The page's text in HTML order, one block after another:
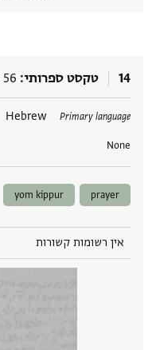
14 טקסט ספרותי 56
Primary language
Hebrew
None
תגים
prayer
yom kippur
אין רשומות קשורות